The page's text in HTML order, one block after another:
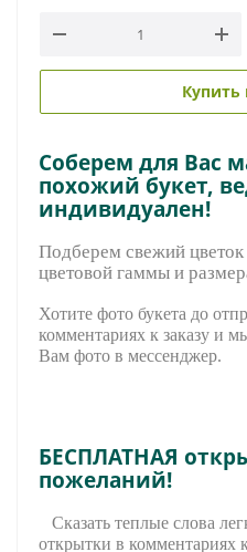
Купить
Соберем для Вас
похожий букет,
индивидуален!
Подберем свежий цветок
цветовой гаммы и
Хотите фото букета до
комментариях к заказу и
Вам фото в мессенджер.
БЕСПЛАТНАЯ
пожеланий!
Сказать теплые слова
открытки в комментариях